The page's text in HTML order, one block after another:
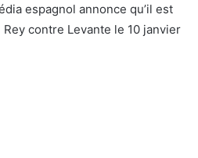
espagnol annonce qu’il est
contre Levante le 10 janvier